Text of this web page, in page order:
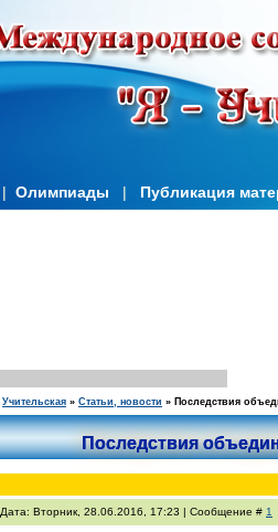
| Олимпиады | Публикация
Учительская » Статьи, новости » Последствия
Последствия
Дата: Вторник, 28.06.2016, 17:23 | Сообщение # 1